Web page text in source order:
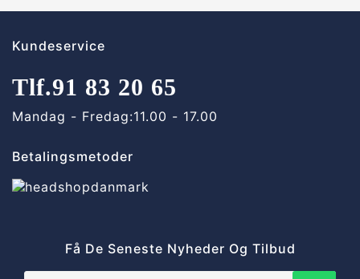
Kundeservice
Tlf.91 83 20 65
Mandag - Fredag:11.00 - 17.00
Betalingsmetoder
Få De Seneste Nyheder Og Tilbud